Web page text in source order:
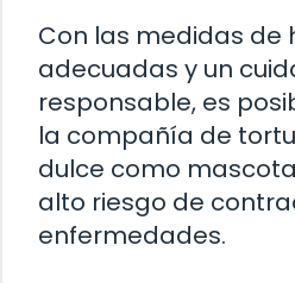
Con las medidas de
adecuadas y un
responsable, es
la compañía de
dulce como
alto riesgo de
enfermedades.